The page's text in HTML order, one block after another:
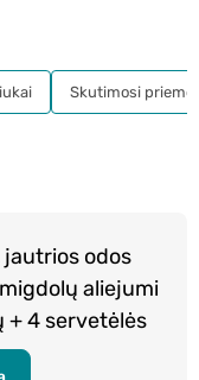
jautrios odos
aliejumi
+ 4 servetėlės
Skutimosi